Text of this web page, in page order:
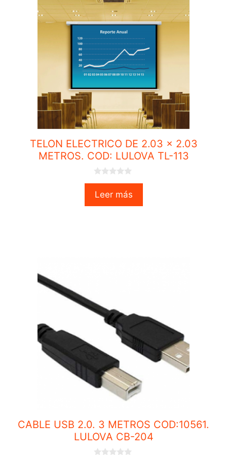
TELON ELECTRICO DE 2.03 x 2.03
METROS. COD: LULOVA TL-113
0
u
Leer más
CABLE USB 2.0. 3 METROS COD:10561.
LULOVA CB-204